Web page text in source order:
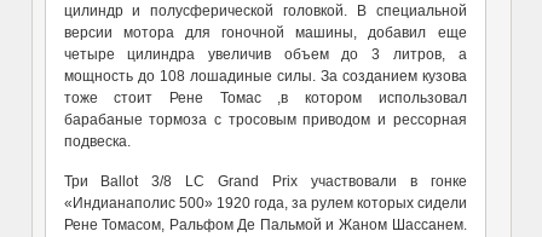
цилиндр и полусферической головкой. В специальной
версии мотора для гоночной машины, добавил еще
четыре цилиндра увеличив объем до 3 литров, а
мощность до 108 лошадиные силы. За созданием кузова
тоже стоит Рене Томас ,в котором использовал
барабаные тормоза с тросовым приводом и рессорная
подвеска.
Три
Ballot 3/8 LC Grand Prix участвовали в гонке
«Индианаполис 500» 1920 года, за рулем которых сидели
Рене Томасом, Ральфом Де Пальмой и Жаном Шассанем.